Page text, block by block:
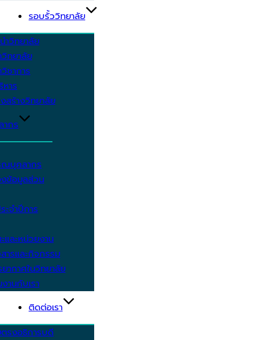
รอบรั้ววิทยาลัย
ำวิทยาลัย
ทยาลัย
ชาการ
าร
สร้างวิทยาลัย
กร
ณบุคลากร
ข้อมูลส่วน
จำปีการ
ละหน่วยงาน
ารและกิจกรรม
ากาศในวิทยาลัย
านกับเรา
ติดต่อเรา
รงอธิการบดี